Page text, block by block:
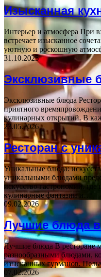
Изысканная
Интерьер и атмосфера При
встречает изысканное
уютную и роскошную
31.10.2025
Эксклюзивные
Эксклюзивные блюда
приятного
кулинарных открытий. В
23.05.2026
Ресторан с
Уникальные блюда:
уникальными блюдами
искусство гастрономии,
кулинарные фантазии и…
09.02.2026
Лучшие блюда в
Лучшие блюда В ресторане
разнообразными блюдами,
изысканных гурманов.
07.02.2026